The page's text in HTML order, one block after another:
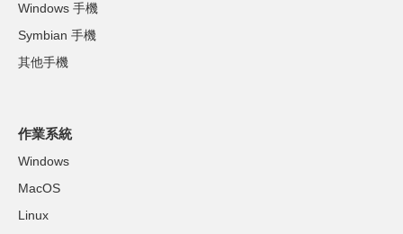
Windows 手機
Symbian 手機
其他手機
作業系統
Windows
MacOS
Linux